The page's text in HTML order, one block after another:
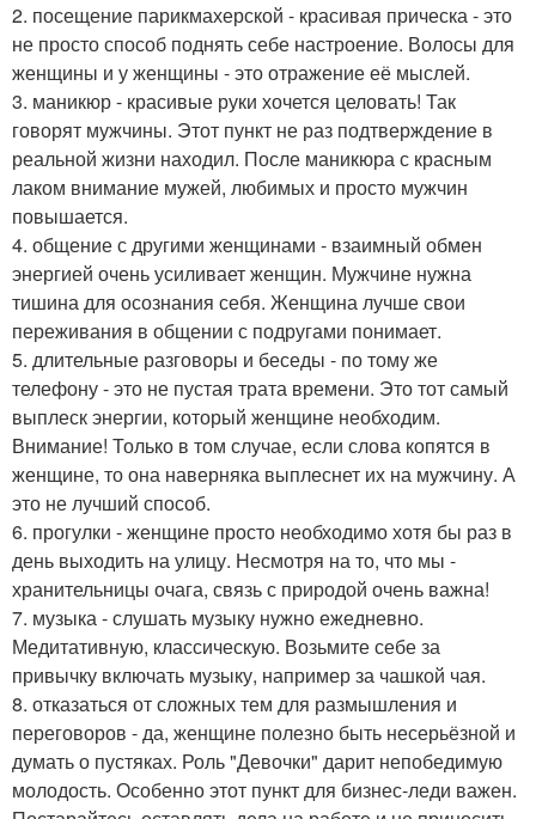
2. посещение парикмахерской - красивая прическа - это
не просто способ поднять себе настроение. Волосы для
женщины и у женщины - это отражение её мыслей.
3. маникюр - красивые руки хочется целовать! Так
говорят мужчины. Этот пункт не раз подтверждение в
реальной жизни находил. После маникюра с красным
лаком внимание мужей, любимых и просто мужчин
повышается.
4. общение с другими женщинами - взаимный обмен
энергией очень усиливает женщин. Мужчине нужна
тишина для осознания себя. Женщина лучше свои
переживания в общении с подругами понимает.
5. длительные разговоры и беседы - по тому же
телефону - это не пустая трата времени. Это тот самый
выплеск энергии, который женщине необходим.
Внимание! Только в том случае, если слова копятся в
женщине, то она наверняка выплеснет их на мужчину. А
это не лучший способ.
6. прогулки - женщине просто необходимо хотя бы раз в
день выходить на улицу. Несмотря на то, что мы -
хранительницы очага, связь с природой очень важна!
7. музыка - слушать музыку нужно ежедневно.
Медитативную, классическую. Возьмите себе за
привычку включать музыку, например за чашкой чая.
8. отказаться от сложных тем для размышления и
переговоров - да, женщине полезно быть несерьёзной и
думать о пустяках. Роль "Девочки" дарит непобедимую
молодость. Особенно этот пункт для бизнес-леди важен.